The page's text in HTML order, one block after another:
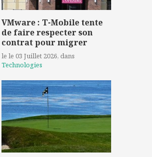
VMware : T-Mobile tente
de faire respecter son
contrat pour migrer
le le 03 Juillet 2026, dans
Technologies